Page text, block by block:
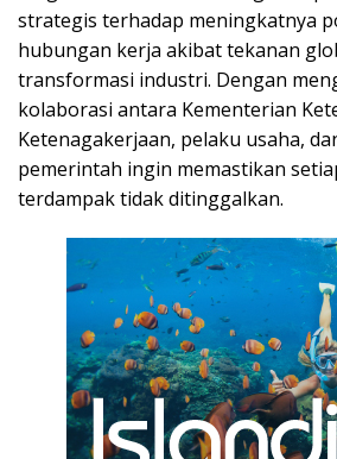
strategis terhadap meningkatnya
hubungan kerja akibat tekanan
transformasi industri. Dengan
kolaborasi antara Kementerian
Ketenagakerjaan, pelaku usaha,
pemerintah ingin memastikan
terdampak tidak ditinggalkan.